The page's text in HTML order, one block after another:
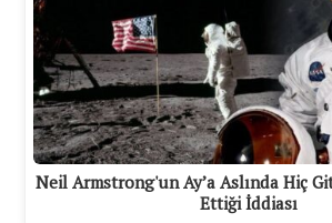
Neil Armstrong'un Ay’a Aslında Hiç
Ettiği İddiası